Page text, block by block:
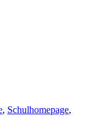
, Schulhomepage,